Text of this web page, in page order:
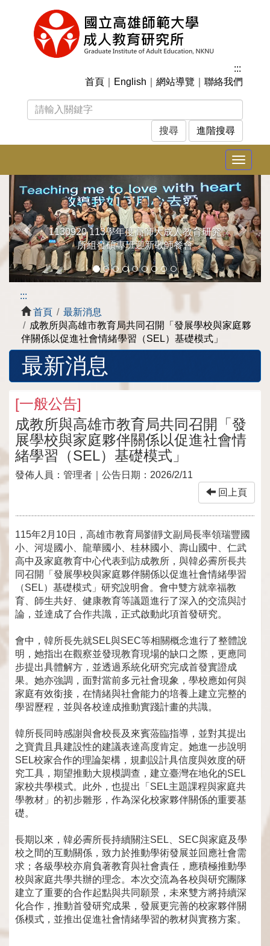
:::
首頁
English 網站導覽 聯絡我們
進階搜尋
Toggle
1130920 113學年度高師大成人教育研究
所組發碩專班迎新敬師餐會
上
一
張
下
一
張
:::
首頁
最新消息
成教所與高雄市教育局共同召開「發展學校與家庭夥
伴關係以促進社會情緒學習（SEL）基礎模式」
最新消息
[一般公告]
成教所與高雄市教育局共同召開「發
展學校與家庭夥伴關係以促進社會情
緒學習（SEL）基礎模式」
發佈人員： 管理者 ｜公告日期： 2026/2/11
回上頁
115年2月10日，高雄市教育局劉靜文副局長率領瑞豐國
小、河堤國小、龍華國小、桂林國小、壽山國中、仁武
高中及家庭教育中心代表到訪成教所，與韓必霽所長共
同召開「發展學校與家庭夥伴關係以促進社會情緒學習
（SEL）基礎模式」研究說明會。會中雙方就幸福教
育、師生共好、健康教育等議題進行了深入的交流與討
論，並達成了合作共識，正式啟動此項首發研究。
會中，韓所長先就SEL與SEC等相關概念進行了整體說
明，她指出在觀察並發現教育現場的缺口之際，更應同
步提出具體解方，並透過系統化研究完成首發實證成
果。她亦強調，面對當前多元社會現象，學校應如何與
家庭有效銜接，在情緒與社會能力的培養上建立完整的
學習歷程，並與各校達成推動實踐計畫的共識。
韓所長同時感謝與會校長及來賓蒞臨指導，並對其提出
之寶貴且具建設性的建議表達高度肯定。她進一步說明
SEL校家合作的理論架構，規劃設計具信度與效度的研
究工具，期望推動大規模調查，建立臺灣在地化的SEL
家校共學模式。此外，也提出「SEL主題課程與家庭共
學教材」的初步雛形，作為深化校家夥伴關係的重要基
礎。
長期以來，韓必霽所長持續關注SEL、SEC與家庭及學
校之間的互動關係，致力於推動學術發展並回應社會需
求；各級學校亦肩負著教育與社會責任，應積極推動學
校與家庭共學共辦的理念。本次交流為各校與研究團隊
建立了重要的合作起點與共同願景，未來雙方將持續深
化合作，推動首發研究成果，發展更完善的校家夥伴關
係模式，並推出促進社會情緒學習的教材與實務方案。